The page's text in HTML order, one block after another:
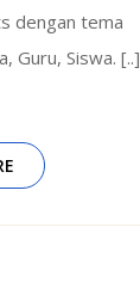
dengan tema
Guru, Siswa. [..]